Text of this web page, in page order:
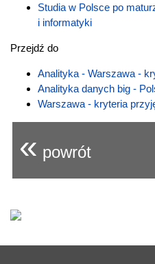
Studia w Polsce po
i informatyki
Przejdź do
Analityka - Warszawa -
Analityka danych big -
Warszawa - kryteria
« powrót